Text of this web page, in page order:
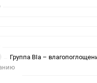
Группа BIa –